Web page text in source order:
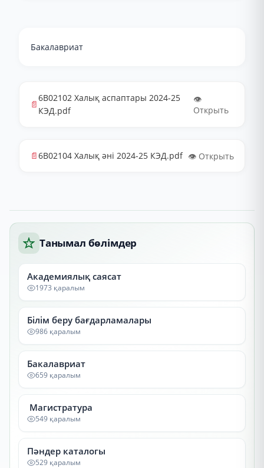
Бакалавриат
📄
6В02102 Халық аспаптары 2024-25
КЭД.pdf
👁️
Открыть
📄6В02104 Халық әні 2024-25 КЭД.pdf 👁️ Открыть
Танымал бөлімдер
Академиялық саясат
1973 қаралым
Білім беру бағдарламалары
986 қаралым
Бакалавриат
659 қаралым
Магистратура
549 қаралым
Пәндер каталогы
529 қаралым